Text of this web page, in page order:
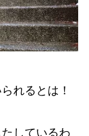
れるとは！
しているわ